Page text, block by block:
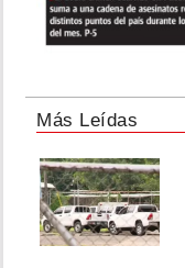
Más Leídas